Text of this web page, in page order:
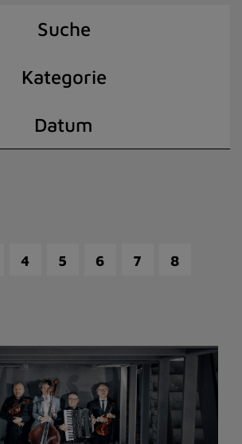
Suche
Kategorie
Datum
4 5 6 7
8